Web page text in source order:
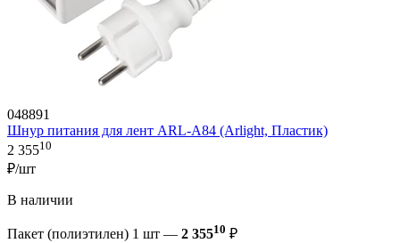
048891
Шнур питания для лент ARL-A84 (Arlight, Пластик)
2 35510
₽/шт
В наличии
Пакет (полиэтилен) 1 шт — 2 35510 ₽